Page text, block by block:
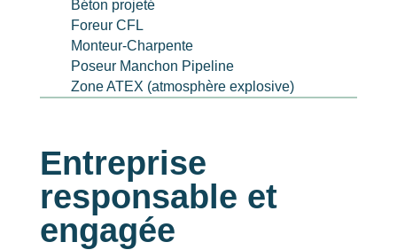
Béton projeté
Foreur CFL
Monteur-Charpente
Poseur Manchon Pipeline
Zone ATEX (atmosphère explosive)
Entreprise
responsable et
engagée